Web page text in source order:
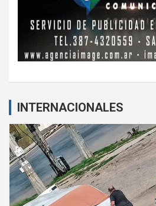
INTERNACIONALES